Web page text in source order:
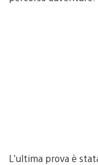
L’ultima prova è